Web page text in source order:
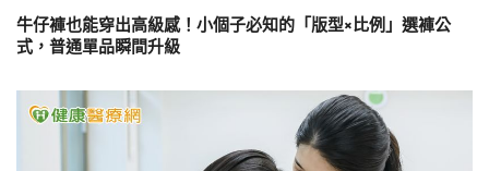
牛仔褲也能穿出高級感！小個子必知的「版型×比例」選褲公
式，普通單品瞬間升級